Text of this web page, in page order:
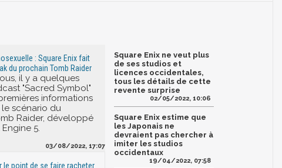
: Square Enix fait
du prochain Tomb Raider
il y a quelques
"Sacred Symbol"
informations
scénario du
Raider, développé
5.
03/08/2022, 17:07
le point de se faire racheter
Square Enix ne veut plus
de ses studios et
licences occidentales,
tous les détails de cette
revente surprise
02/05/2022, 10:06
Square Enix estime que
les Japonais ne
devraient pas chercher à
imiter les studios
occidentaux
19/04/2022, 07:58